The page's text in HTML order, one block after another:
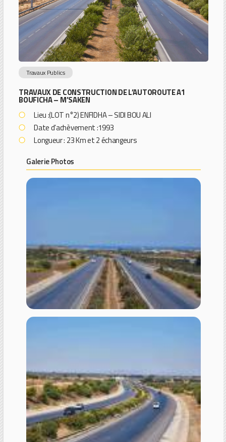
Travaux Publics
TRAVAUX DE CONSTRUCTION DE L’AUTOROUTE A1
BOUFICHA – M’SAKEN
Lieu :(LOT n°2) ENFIDHA – SIDI BOU ALI
Date d’achèvement :1993
Longueur : 23 Km et 2 échangeurs
Galerie Photos